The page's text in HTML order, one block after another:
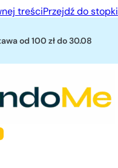
treściPrzejdź do stopki
od 100 złdo 30.08